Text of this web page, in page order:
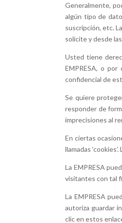
Generalmente,
algún tipo de
suscripción, etc.
solicite y desde
Usted tiene
EMPRESA, o
confidencial de
Se quiere
responder de
imprecisiones al
En ciertas
llamadas
La EMPRESA
visitantes con tal
La EMPRESA
autoriza guardar
clic en estos